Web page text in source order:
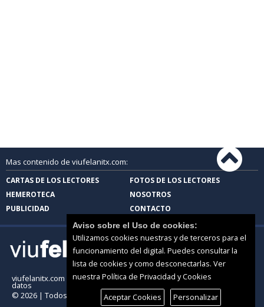
Mas contenido de viufelanitx.com:
CARTAS DE LOS LECTORES
FOTOS DE LOS LECTORES
HEMEROTECA
NOSOTROS
PUBLICIDAD
CONTACTO
viufelanitx.com | Términos de uso|Protección de
datos
© 2026 | Todos los derechos reservados
Aviso sobre el Uso de cookies:
Utilizamos cookies nuestras y de terceros para el
funcionamiento del digital. Puedes consultar la
lista de cookies y como desconectarlas. Ver
nuestra Política de Privacidad y Cookies
Aceptar Cookies
Personalizar